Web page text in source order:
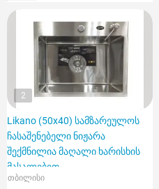
2
Likano (50x40) სამზარეულოს
ჩასაშენებელი ნიჟარა
შექმნილია მაღალი ხარისხის
მასალებით
თბილისი